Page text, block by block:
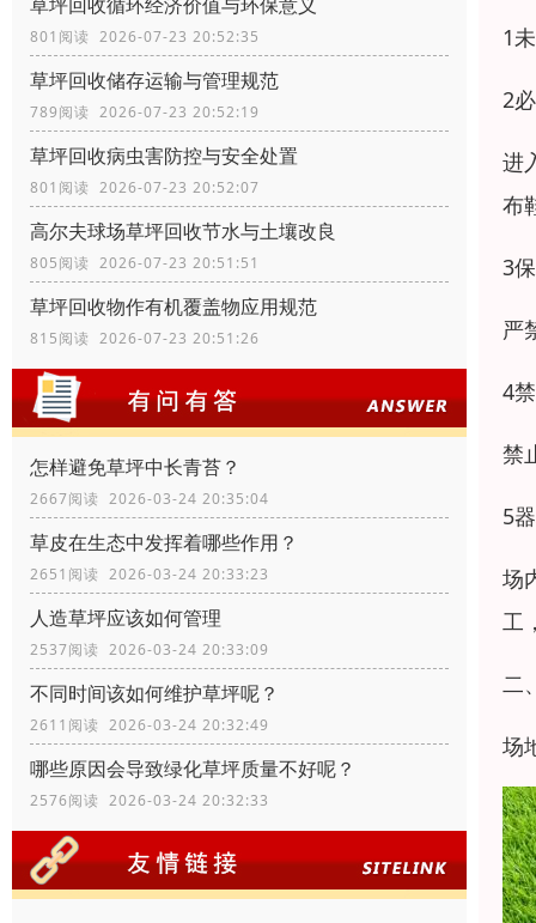
801阅读 2026-07-23 20:52:35
草坪回收储存运输与管理规范
789阅读 2026-07-23 20:52:19
草坪回收病虫害防控与安全处置
801阅读 2026-07-23 20:52:07
高尔夫球场草坪回收节水与土壤改良
805阅读 2026-07-23 20:51:51
草坪回收物作有机覆盖物应用规范
815阅读 2026-07-23 20:51:26
怎样避免草坪中长青苔？
2667阅读 2026-03-24 20:35:04
草皮在生态中发挥着哪些作用？
2651阅读 2026-03-24 20:33:23
人造草坪应该如何管理
2537阅读 2026-03-24 20:33:09
不同时间该如何维护草坪呢？
2611阅读 2026-03-24 20:32:49
哪些原因会导致绿化草坪质量不好呢？
2576阅读 2026-03-24 20:32:33
1
2
进
布
3
严
4
禁
5
场
工
二
场